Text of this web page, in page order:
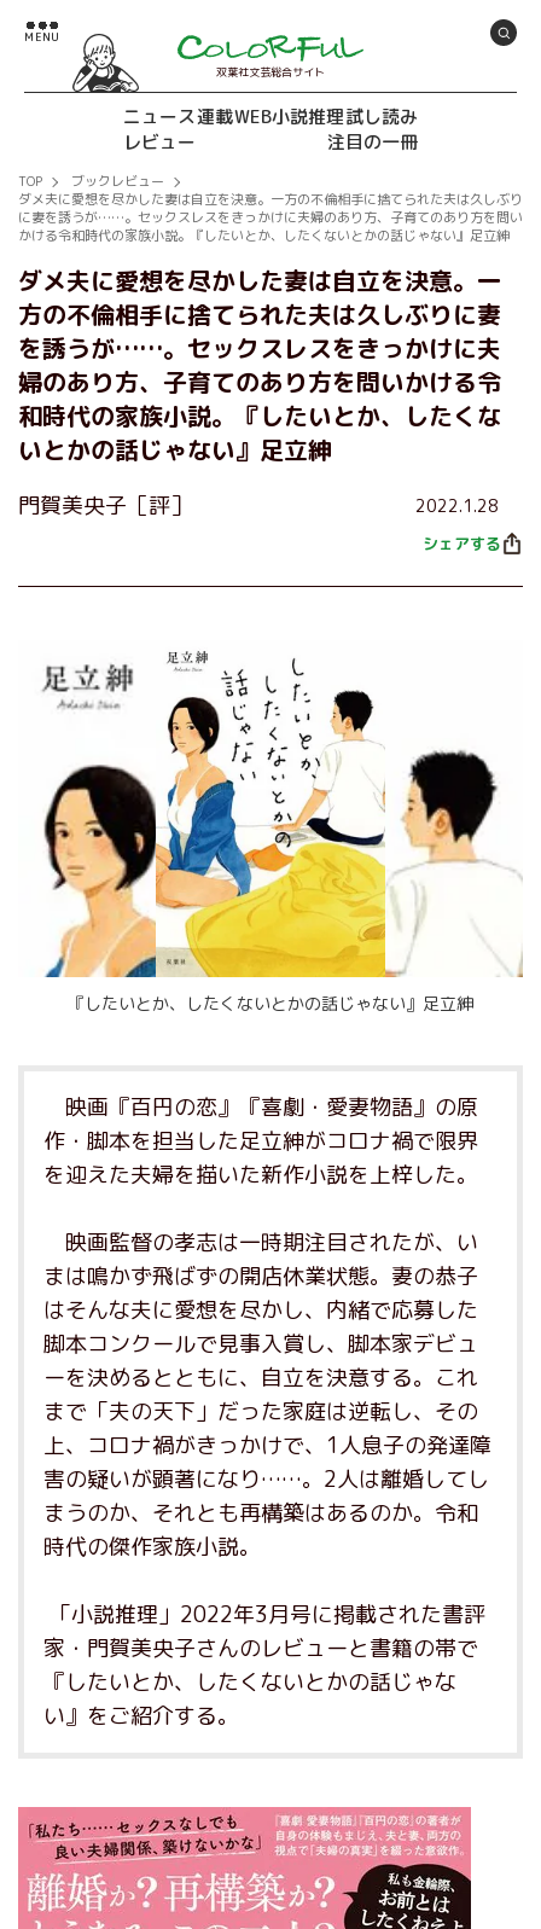
双葉社文芸総合サイト
ニュース連載WEB小説推理試し読み
レビュー
注目の一冊
TOP
ブックレビュー
ダメ夫に愛想を尽かした妻は自立を決意。一方の不倫相手に捨てられた夫は久しぶり
に妻を誘うが……。セックスレスをきっかけに夫婦のあり方、子育てのあり方を問い
かける令和時代の家族小説。『したいとか、したくないとかの話じゃない』足立紳
ダメ夫に愛想を尽かした妻は自立を決意。一
方の不倫相手に捨てられた夫は久しぶりに妻
を誘うが……。セックスレスをきっかけに夫
婦のあり方、子育てのあり方を問いかける令
和時代の家族小説。『したいとか、したくな
いとかの話じゃない』足立紳
門賀美央子［評］ 2022.1.28
シェアする
『したいとか、したくないとかの話じゃない』足立紳
映画『百円の恋』『喜劇・愛妻物語』の原
作・脚本を担当した足立紳がコロナ禍で限界
を迎えた夫婦を描いた新作小説を上梓した。
映画監督の孝志は一時期注目されたが、い
まは鳴かず飛ばずの開店休業状態。妻の恭子
はそんな夫に愛想を尽かし、内緒で応募した
脚本コンクールで見事入賞し、脚本家デビュ
ーを決めるとともに、自立を決意する。これ
まで「夫の天下」だった家庭は逆転し、その
上、コロナ禍がきっかけで、1人息子の発達障
害の疑いが顕著になり……。2人は離婚してし
まうのか、それとも再構築はあるのか。令和
時代の傑作家族小説。
「小説推理」2022年3月号に掲載された書評
家・門賀美央子さんのレビューと書籍の帯で
『したいとか、したくないとかの話じゃな
い』をご紹介する。